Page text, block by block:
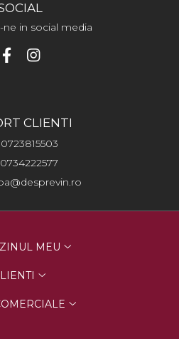
ne in social media
CLIENTI
0723815503
0734222577
MEU